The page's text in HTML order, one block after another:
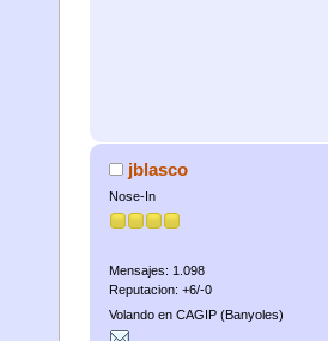
jblasco
Nose-In
Mensajes: 1.098
Reputacion: +6/-0
Volando en CAGIP (Banyoles)